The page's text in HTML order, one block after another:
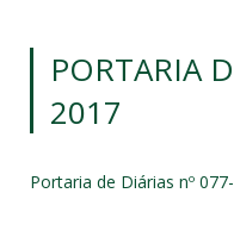
PORTARIA
2017
Portaria de Diárias nº